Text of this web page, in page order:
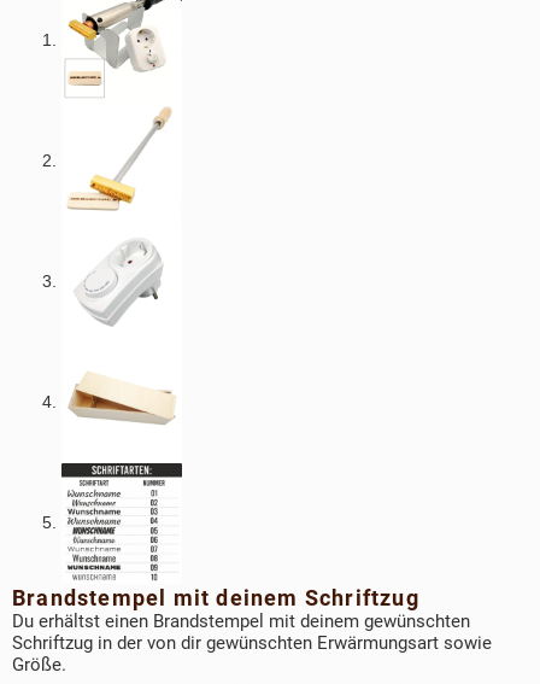
Brandstempel mit deinem Schriftzug
Du erhältst einen Brandstempel mit deinem gewünschten
Schriftzug in der von dir gewünschten Erwärmungsart sowie
Größe.